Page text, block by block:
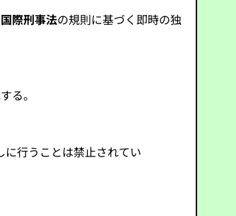
国際刑事法の規則に基づく即時の独
る。
に行うことは禁止されてい